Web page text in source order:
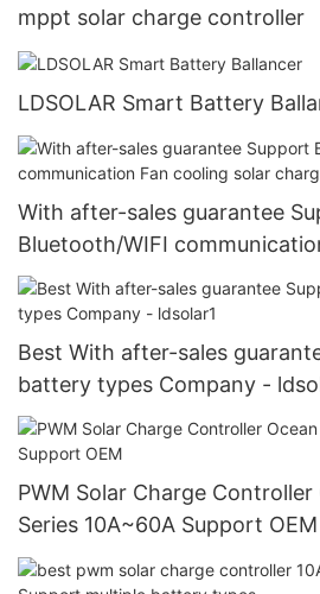
mppt solar charge controller
LDSOLAR Smart Battery
With after-sales guarantee
Bluetooth/WIFI
charge controller mppt
Best With after-sales
battery types Company -
PWM Solar Charge Controller
Series 10A~60A Support OEM